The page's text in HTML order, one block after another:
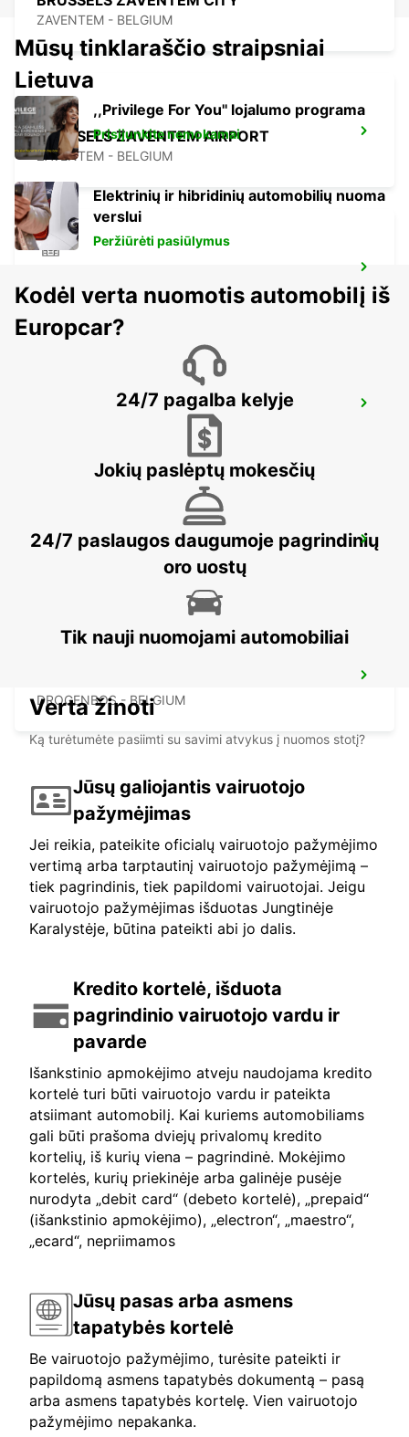
ZAVENTEM - BELGIUM
BRUSSELS ZAVENTEM AIRPORT
ZAVENTEM - BELGIUM
STOLBERG - GERMANY
BRUSSELS MIDI TRAIN STATION
BRUXELLES - BELGIUM
DROGENBOS - BELGIUM
Mūsų tinklaraščio straipsniai
Lietuva
,,Privilege For You'' lojalumo programa
Prisijunkite nemokamai
Elektrinių ir hibridinių automobilių nuoma
verslui
Peržiūrėti pasiūlymus
Kodėl verta nuomotis automobilį iš
Europcar?
24/7 pagalba kelyje
Jokių paslėptų mokesčių
24/7 paslaugos daugumoje pagrindinių
oro uostų
Tik nauji nuomojami automobiliai
Verta žinoti
Ką turėtumėte pasiimti su savimi atvykus į nuomos stotį?
Jūsų galiojantis vairuotojo
pažymėjimas
Jei reikia, pateikite oficialų vairuotojo pažymėjimo
vertimą arba tarptautinį vairuotojo pažymėjimą –
tiek pagrindinis, tiek papildomi vairuotojai. Jeigu
vairuotojo pažymėjimas išduotas Jungtinėje
Karalystėje, būtina pateikti abi jo dalis.
Kredito kortelė, išduota
pagrindinio vairuotojo vardu ir
pavarde
Išankstinio apmokėjimo atveju naudojama kredito
kortelė turi būti vairuotojo vardu ir pateikta
atsiimant automobilį. Kai kuriems automobiliams
gali būti prašoma dviejų privalomų kredito
kortelių, iš kurių viena – pagrindinė. Mokėjimo
kortelės, kurių priekinėje arba galinėje pusėje
nurodyta „debit card“ (debeto kortelė), „prepaid“
(išankstinio apmokėjimo), „electron“, „maestro“,
„ecard“, nepriimamos
Jūsų pasas arba asmens
tapatybės kortelė
Be vairuotojo pažymėjimo, turėsite pateikti ir
papildomą asmens tapatybės dokumentą – pasą
arba asmens tapatybės kortelę. Vien vairuotojo
pažymėjimo nepakanka.